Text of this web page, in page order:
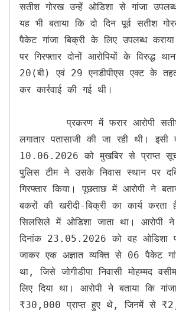
सतीश गोरख उन्हें ओडिशा से गांजा
यह भी बताया कि दो दिन पूर्व सतीश
पैकेट गांजा बिक्री के लिए उपलब्ध
पर गिरफ्तार दोनों आरोपियों के विरुद्ध
20(बी) एवं 29 एनडीपीएस एक्ट के तहत
कर कार्रवाई की गई थी।
        प्रकरण में फरार आरोपी सतीश गोरख की
लगातार पतासाजी की जा रही थी। इसी
10.06.2026 को मुखबिर से प्राप्त
पुलिस टीम ने उसके निवास स्थान पर
गिरफ्तार किया। पूछताछ में आरोपी ने
बकरों की खरीदी-बिक्री का कार्य करता
सिलसिले में ओडिशा जाता था। आरोपी ने
दिनांक 23.05.2026 को वह ओडिशा
जाकर एक अज्ञात व्यक्ति से 06 पैकेट
था, जिसे जोगीडीपा निवासी मोहम्मद
लिए दिया था। आरोपी ने बताया कि
₹30,000 प्राप्त हुए थे, जिनमें से